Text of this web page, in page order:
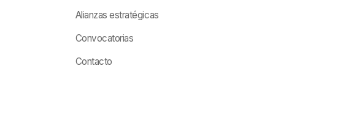
Alianzas estratégicas
Convocatorias
Contacto